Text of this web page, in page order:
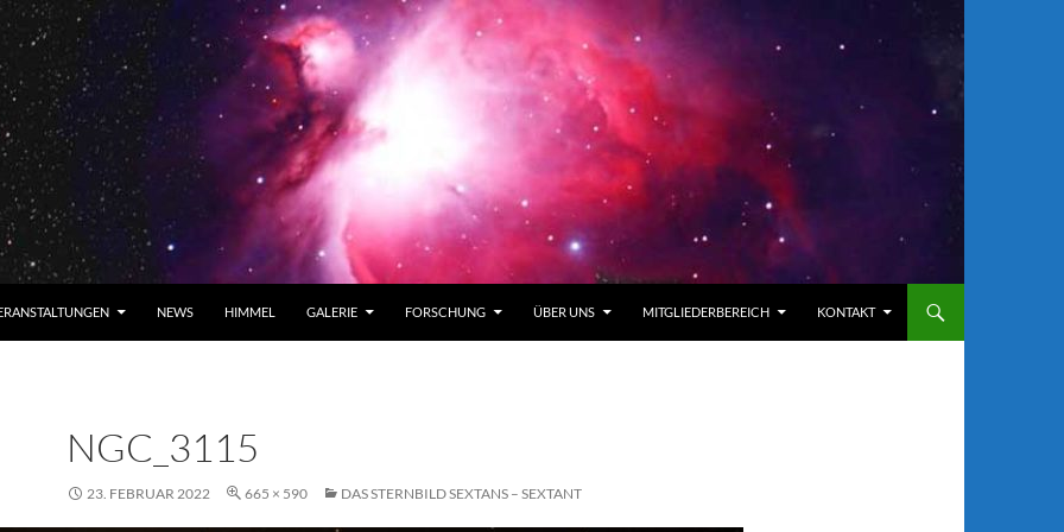
NEWS HIMMEL GALERIE FORSCHUNG ÜBER UNS MITGLIEDERBEREICH KONTAKT
NGC_3115
23. FEBRUAR 2022 665 × 590 DAS STERNBILD SEXTANS – SEXTANT